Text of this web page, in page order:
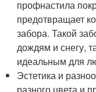
профнастила
предотвращает
забора. Такой
дождям и снегу,
идеальным для
Эстетика и
разного цвета и